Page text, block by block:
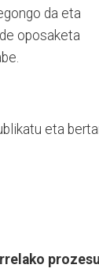
da eta
oposaketa
eta